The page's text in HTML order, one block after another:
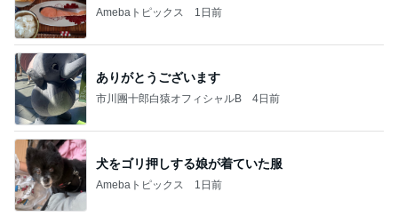
Amebaトピックス 1日前
ありがとうございます
市川團十郎白猿オフィシャルB 4日前
犬をゴリ押しする娘が着ていた服
Amebaトピックス 1日前